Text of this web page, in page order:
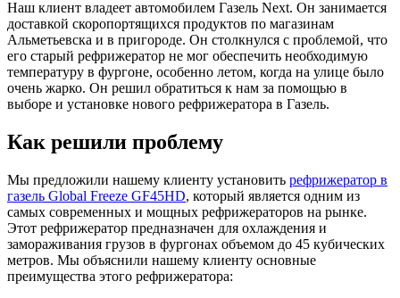
Наш клиент владеет автомобилем Газель Next. Он занимается
доставкой скоропортящихся продуктов по магазинам
Альметьевска и в пригороде. Он столкнулся с проблемой, что
его старый рефрижератор не мог обеспечить необходимую
температуру в фургоне, особенно летом, когда на улице было
очень жарко. Он решил обратиться к нам за помощью в
выборе и установке нового рефрижератора в Газель.
Как решили проблему
Мы предложили нашему клиенту установить рефрижератор в
газель Global Freeze GF45HD, который является одним из
самых современных и мощных рефрижераторов на рынке.
Этот рефрижератор предназначен для охлаждения и
замораживания грузов в фургонах объемом до 45 кубических
метров. Мы объяснили нашему клиенту основные
преимущества этого рефрижератора: